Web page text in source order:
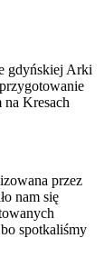
gdyńskiej Arki
na Kresach
przez
nam się
spotkaliśmy